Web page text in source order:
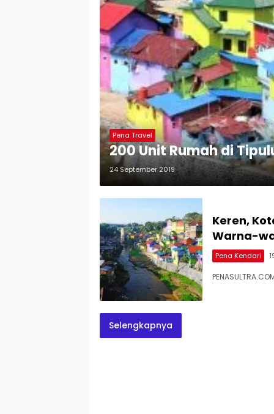
Pena Travel
200 Unit Rumah di
24 September 2019
Keren,
Warna-
Pena Kendari
Selengkapnya